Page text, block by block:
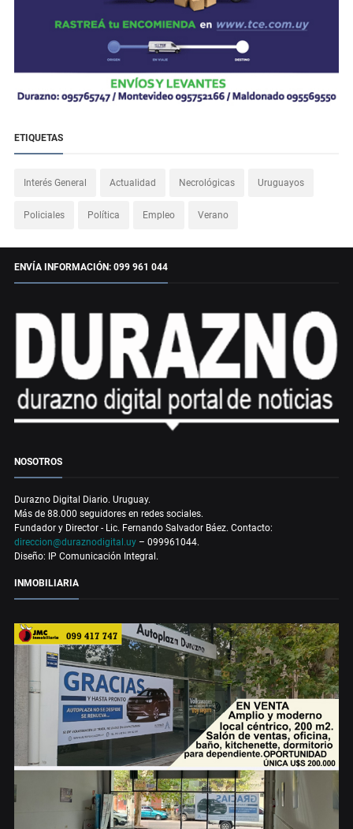
ETIQUETAS
Interés General Actualidad Necrológicas Uruguayos
Policiales Política Empleo Verano
ENVÍA INFORMACIÓN: 099 961 044
NOSOTROS
Durazno Digital Diario. Uruguay.
Más de 88.000 seguidores en redes sociales.
Fundador y Director - Lic. Fernando Salvador Báez. Contacto:
direccion@duraznodigital.uy – 099961044.
Diseño: IP Comunicación Integral.
INMOBILIARIA